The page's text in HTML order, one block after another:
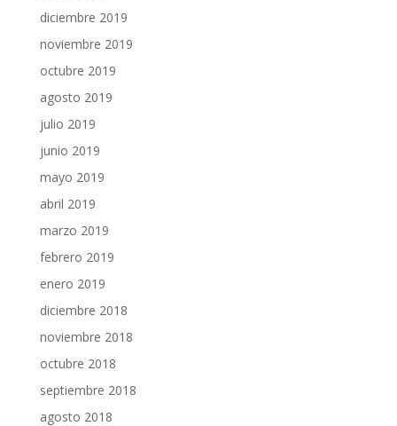
diciembre 2019
noviembre 2019
octubre 2019
agosto 2019
julio 2019
junio 2019
mayo 2019
abril 2019
marzo 2019
febrero 2019
enero 2019
diciembre 2018
noviembre 2018
octubre 2018
septiembre 2018
agosto 2018